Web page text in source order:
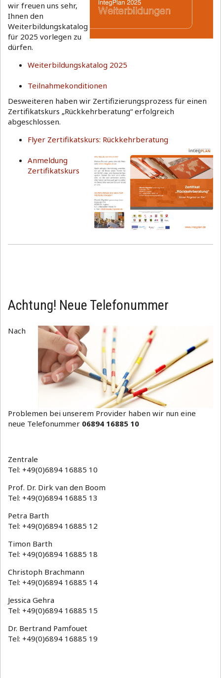
wir freuen uns sehr,
Ihnen den
Weiterbildungskatalog
für 2025 vorlegen zu
dürfen.
Weiterbildungskatalog 2025
Teilnahmekonditionen
Desweiteren haben wir Zertifizierungsprozess für einen
Zertifikatskurs „Rückkehrberatung“ erfolgreich
abgeschlossen.
Flyer Zertifikatskurs: Rückkehrberatung
Anmeldung
Zertifikatskurs
Achtung! Neue Telefonummer
Nach
Problemen bei unserem Provider haben wir nun eine
neue Telefonummer 06894 16885 10
Zentrale
Tel: +49(0)6894 16885 10
Prof. Dr. Dirk van den Boom
Tel: +49(0)6894 16885 13
Petra Barth
Tel: +49(0)6894 16885 12
Timon Barth
Tel: +49(0)6894 16885 18
Christoph Brachmann
Tel: +49(0)6894 16885 14
Jessica Gehra
Tel: +49(0)6894 16885 15
Dr. Bertrand Pamfouet
Tel: +49(0)6894 16885 19